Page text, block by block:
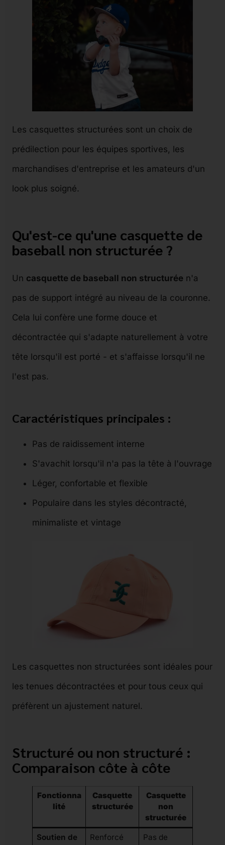
Les casquettes structurées sont un choix de
prédilection pour les équipes sportives, les
marchandises d'entreprise et les amateurs d'un
look plus soigné.
Qu'est-ce qu'une casquette de
baseball non structurée ?
Un casquette de baseball non structurée n'a
pas de support intégré au niveau de la couronne.
Cela lui confère une forme douce et
décontractée qui s'adapte naturellement à votre
tête lorsqu'il est porté - et s'affaisse lorsqu'il ne
l'est pas.
Caractéristiques principales :
Pas de raidissement interne
S'avachit lorsqu'il n'a pas la tête à l'ouvrage
Léger, confortable et flexible
Populaire dans les styles décontracté,
minimaliste et vintage
Les casquettes non structurées sont idéales pour
les tenues décontractées et pour tous ceux qui
préfèrent un ajustement naturel.
Structuré ou non structuré :
Comparaison côte à côte
Fonctionna
lité
Casquette
structurée
Casquette
non
structurée
Soutien de
Renforcé
Pas de